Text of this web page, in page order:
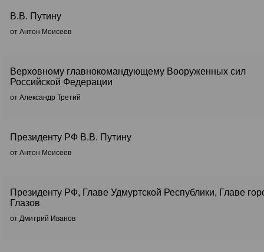
В.В. Путину
от Антон Моисеев
Верховному главнокомандующему Вооруженных сил
Российской Федерации
от Александр Третий
Президенту РФ В.В. Путину
от Антон Моисеев
Президенту РФ, Главе Удмуртской Республики, Главе
Глазов
от Дмитрий Иванов